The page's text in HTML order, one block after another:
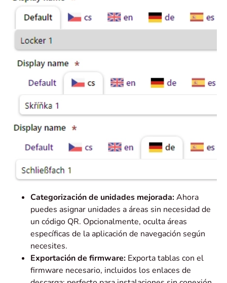
Categorización de unidades mejorada:Ahora
puedes asignar unidades a áreas sin necesidad de
un código QR. Opcionalmente, oculta áreas
específicas de la aplicación de navegación según
necesites.
Exportación de firmware: Exporta tablas con el
firmware necesario, incluidos los enlaces de